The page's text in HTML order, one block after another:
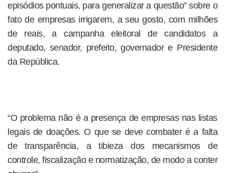
episódios pontuais, para generalizar a questão” sobre o
fato de empresas irrigarem, a seu gosto, com milhões
de reais, a campanha eleitoral de candidatos a
deputado, senador, prefeito, governador e Presidente
da República.
“O problema não é a presença de empresas nas listas
legais de doações. O que se deve combater é a falta
de transparência, a tibieza dos mecanismos de
controle, fiscalização e normatização, de modo a conter